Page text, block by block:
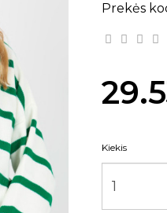
Prekės
Kiekis